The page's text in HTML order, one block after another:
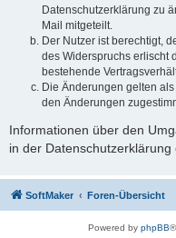
Datenschutzerklärung zu
Mail mitgeteilt.
Der Nutzer ist berechtigt,
des Widerspruchs erlischt
bestehende
Die Änderungen gelten
den Änderungen
Informationen über den
in der Datenschutzerklärung
SoftMaker Foren-Übersicht
Powered by phpBB